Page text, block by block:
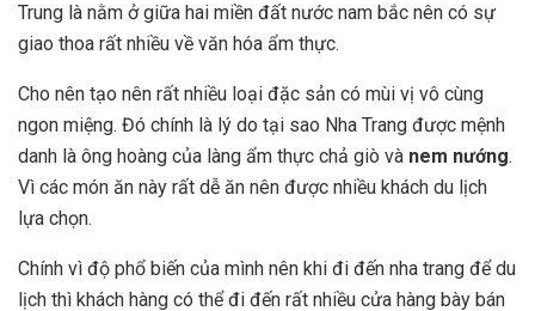
Trung là nằm ở giữa hai miền đất nước nam bắc nên có sự
giao thoa rất nhiều về văn hóa ẩm thực.
Cho nên tạo nên rất nhiều loại đặc sản có mùi vị vô cùng
ngon miệng. Đó chính là lý do tại sao Nha Trang được mệnh
danh là ông hoàng của làng ẩm thực chả giò và nem nướng.
Vì các món ăn này rất dễ ăn nên được nhiều khách du lịch
lựa chọn.
Chính vì độ phổ biến của mình nên khi đi đến nha trang để du
lịch thì khách hàng có thể đi đến rất nhiều cửa hàng bày bán